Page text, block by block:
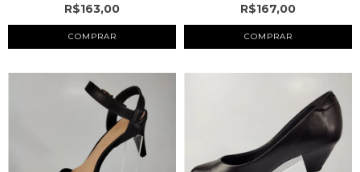
R$163,00
COMPRAR
R$167,00
COMPRAR